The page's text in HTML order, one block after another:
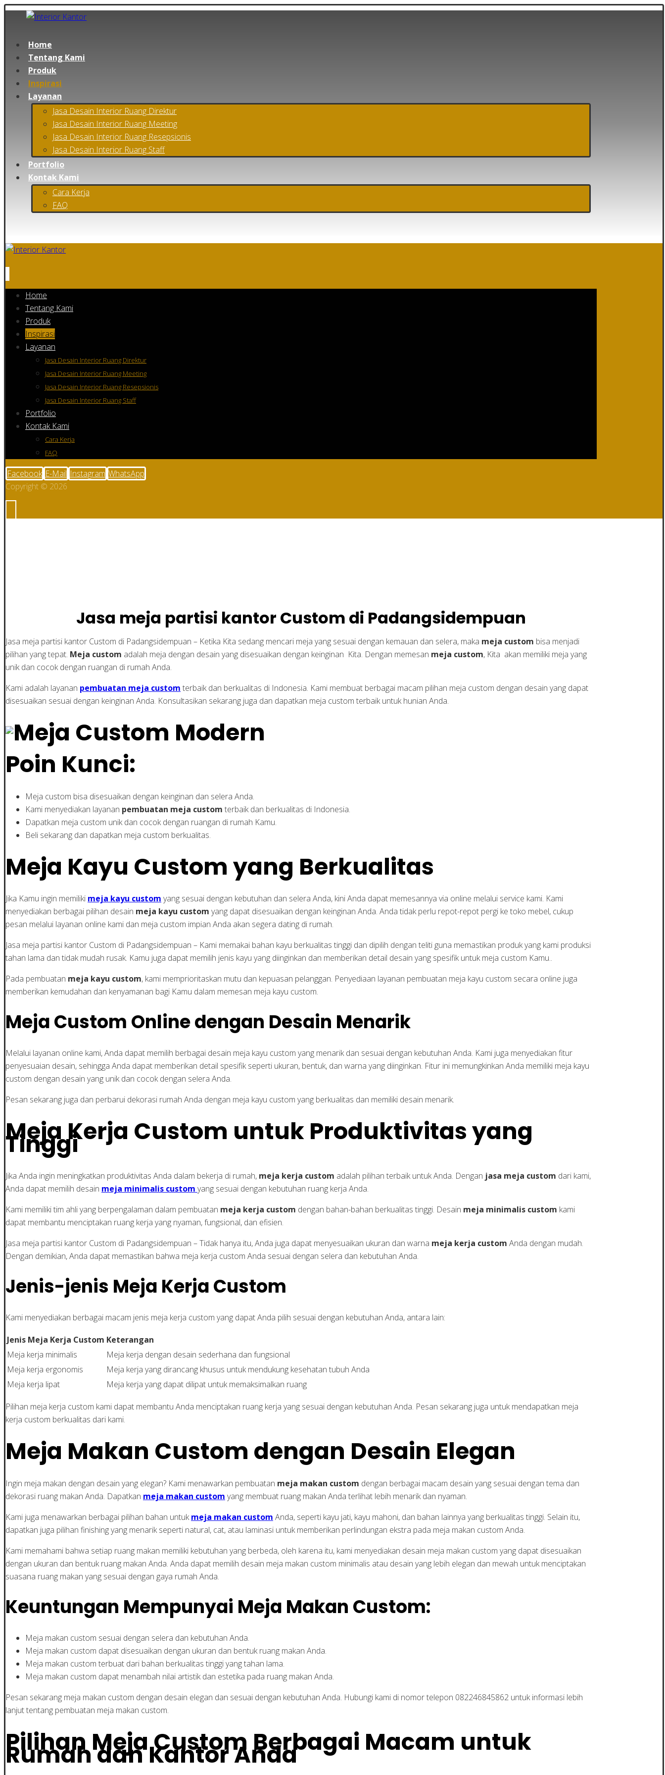
Home
Tentang Kami
Produk
Inspirasi
Layanan
Jasa Desain Interior Ruang Direktur
Jasa Desain Interior Ruang Meeting
Jasa Desain Interior Ruang Resepsionis
Jasa Desain Interior Ruang Staff
Portfolio
Kontak Kami
Cara Kerja
FAQ
Home
Tentang Kami
Produk
Inspirasi
Layanan
Jasa Desain Interior Ruang Direktur
Jasa Desain Interior Ruang Meeting
Jasa Desain Interior Ruang Resepsionis
Jasa Desain Interior Ruang Staff
Portfolio
Kontak Kami
Cara Kerja
FAQ
Facebook E-Mail Instagram WhatsApp
Copyright © 2026
Jasa meja partisi kantor Custom di Padangsidempuan
Jasa meja partisi kantor Custom di Padangsidempuan – Ketika Kita sedang mencari meja yang sesuai dengan kemauan dan selera, maka meja custom bisa menjadi
pilihan yang tepat. Meja custom adalah meja dengan desain yang disesuaikan dengan keinginan Kita. Dengan memesan meja custom, Kita akan memiliki meja yang
unik dan cocok dengan ruangan di rumah Anda.
Kami adalah layanan pembuatan meja custom terbaik dan berkualitas di Indonesia. Kami membuat berbagai macam pilihan meja custom dengan desain yang dapat
disesuaikan sesuai dengan keinginan Anda. Konsultasikan sekarang juga dan dapatkan meja custom terbaik untuk hunian Anda.
Poin Kunci:
Meja custom bisa disesuaikan dengan keinginan dan selera Anda.
Kami menyediakan layanan pembuatan meja custom terbaik dan berkualitas di Indonesia.
Dapatkan meja custom unik dan cocok dengan ruangan di rumah Kamu.
Beli sekarang dan dapatkan meja custom berkualitas.
Meja Kayu Custom yang Berkualitas
Jika Kamu ingin memiliki meja kayu custom yang sesuai dengan kebutuhan dan selera Anda, kini Anda dapat memesannya via online melalui service kami. Kami
menyediakan berbagai pilihan desain meja kayu custom yang dapat disesuaikan dengan keinginan Anda. Anda tidak perlu repot-repot pergi ke toko mebel, cukup
pesan melalui layanan online kami dan meja custom impian Anda akan segera dating di rumah.
Jasa meja partisi kantor Custom di Padangsidempuan – Kami memakai bahan kayu berkualitas tinggi dan dipilih dengan teliti guna memastikan produk yang kami produksi
tahan lama dan tidak mudah rusak. Kamu juga dapat memilih jenis kayu yang diinginkan dan memberikan detail desain yang spesifik untuk meja custom Kamu..
Pada pembuatan meja kayu custom, kami memprioritaskan mutu dan kepuasan pelanggan. Penyediaan layanan pembuatan meja kayu custom secara online juga
memberikan kemudahan dan kenyamanan bagi Kamu dalam memesan meja kayu custom.
Meja Custom Online dengan Desain Menarik
Melalui layanan online kami, Anda dapat memilih berbagai desain meja kayu custom yang menarik dan sesuai dengan kebutuhan Anda. Kami juga menyediakan fitur
penyesuaian desain, sehingga Anda dapat memberikan detail spesifik seperti ukuran, bentuk, dan warna yang diinginkan. Fitur ini memungkinkan Anda memiliki meja kayu
custom dengan desain yang unik dan cocok dengan selera Anda.
Pesan sekarang juga dan perbarui dekorasi rumah Anda dengan meja kayu custom yang berkualitas dan memiliki desain menarik.
Meja Kerja Custom untuk Produktivitas yang
Tinggi
Jika Anda ingin meningkatkan produktivitas Anda dalam bekerja di rumah, meja kerja custom adalah pilihan terbaik untuk Anda. Dengan jasa meja custom dari kami,
Anda dapat memilih desain meja minimalis custom yang sesuai dengan kebutuhan ruang kerja Anda.
Kami memiliki tim ahli yang berpengalaman dalam pembuatan meja kerja custom dengan bahan-bahan berkualitas tinggi. Desain meja minimalis custom kami
dapat membantu menciptakan ruang kerja yang nyaman, fungsional, dan efisien.
Jasa meja partisi kantor Custom di Padangsidempuan – Tidak hanya itu, Anda juga dapat menyesuaikan ukuran dan warna meja kerja custom Anda dengan mudah.
Dengan demikian, Anda dapat memastikan bahwa meja kerja custom Anda sesuai dengan selera dan kebutuhan Anda.
Jenis-jenis Meja Kerja Custom
Kami menyediakan berbagai macam jenis meja kerja custom yang dapat Anda pilih sesuai dengan kebutuhan Anda, antara lain:
Jenis Meja Kerja Custom Keterangan
Meja kerja minimalis
Meja kerja dengan desain sederhana dan fungsional
Meja kerja ergonomis
Meja kerja yang dirancang khusus untuk mendukung kesehatan tubuh Anda
Meja kerja lipat
Meja kerja yang dapat dilipat untuk memaksimalkan ruang
Pilihan meja kerja custom kami dapat membantu Anda menciptakan ruang kerja yang sesuai dengan kebutuhan Anda. Pesan sekarang juga untuk mendapatkan meja
kerja custom berkualitas dari kami.
Meja Makan Custom dengan Desain Elegan
Ingin meja makan dengan desain yang elegan? Kami menawarkan pembuatan meja makan custom dengan berbagai macam desain yang sesuai dengan tema dan
dekorasi ruang makan Anda. Dapatkan meja makan custom yang membuat ruang makan Anda terlihat lebih menarik dan nyaman.
Kami juga menawarkan berbagai pilihan bahan untukmeja makan custom Anda, seperti kayu jati, kayu mahoni, dan bahan lainnya yang berkualitas tinggi. Selain itu,
dapatkan juga pilihan finishing yang menarik seperti natural, cat, atau laminasi untuk memberikan perlindungan ekstra pada meja makan custom Anda.
Kami memahami bahwa setiap ruang makan memiliki kebutuhan yang berbeda, oleh karena itu, kami menyediakan desain meja makan custom yang dapat disesuaikan
dengan ukuran dan bentuk ruang makan Anda. Anda dapat memilih desain meja makan custom minimalis atau desain yang lebih elegan dan mewah untuk menciptakan
suasana ruang makan yang sesuai dengan gaya rumah Anda.
Keuntungan Mempunyai Meja Makan Custom:
Meja makan custom sesuai dengan selera dan kebutuhan Anda.
Meja makan custom dapat disesuaikan dengan ukuran dan bentuk ruang makan Anda.
Meja makan custom terbuat dari bahan berkualitas tinggi yang tahan lama.
Meja makan custom dapat menambah nilai artistik dan estetika pada ruang makan Anda.
Pesan sekarang meja makan custom dengan desain elegan dan sesuai dengan kebutuhan Anda. Hubungi kami di nomor telepon 082246845862 untuk informasi lebih
lanjut tentang pembuatan meja makan custom.
Pilihan Meja Custom Berbagai Macam untuk
Rumah dan Kantor Anda